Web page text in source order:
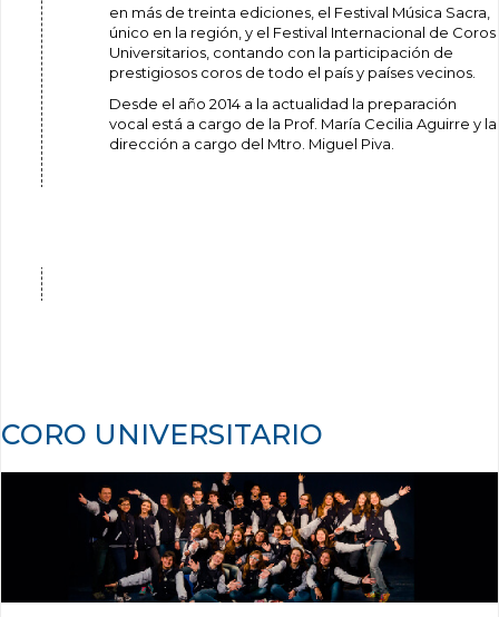
en más de treinta ediciones, el Festival Música Sacra,
único en la región, y el Festival Internacional de Coros
Universitarios, contando con la participación de
prestigiosos coros de todo el país y países vecinos.
Desde el año 2014 a la actualidad la preparación
vocal está a cargo de la Prof. María Cecilia Aguirre y la
dirección a cargo del Mtro. Miguel Piva.
CORO UNIVERSITARIO